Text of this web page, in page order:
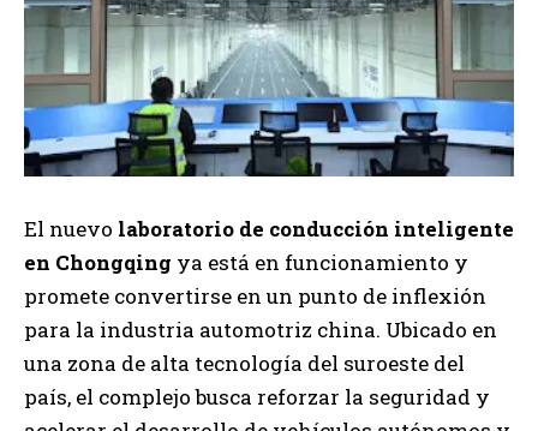
El nuevo laboratorio de conducción inteligente
en Chongqing ya está en funcionamiento y
promete convertirse en un punto de inflexión
para la industria automotriz china. Ubicado en
una zona de alta tecnología del suroeste del
país, el complejo busca reforzar la seguridad y